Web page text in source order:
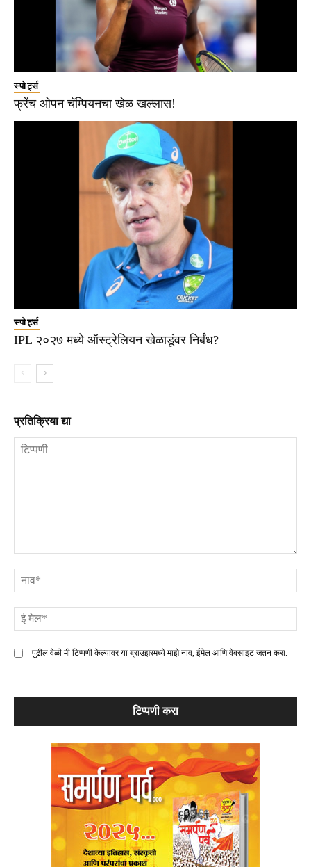
स्पोर्ट्स
फ्रेंच ओपन चॅम्पियनचा खेळ खल्लास!
स्पोर्ट्स
IPL २०२७ मध्ये ऑस्ट्रेलियन खेळाडूंवर निर्बंध?
प्रतिक्रिया द्या
पुढील वेळी मी टिप्पणी केल्यावर या ब्राउझरमध्ये माझे नाव, ईमेल आणि वेबसाइट जतन करा.